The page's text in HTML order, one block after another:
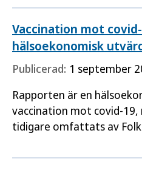
regioner, där…
Vaccination mot covid-
hälsoekonomisk
Publicerad: 1 september
Rapporten är en
vaccination mot covid-
tidigare omfattats av
analysen jämförs